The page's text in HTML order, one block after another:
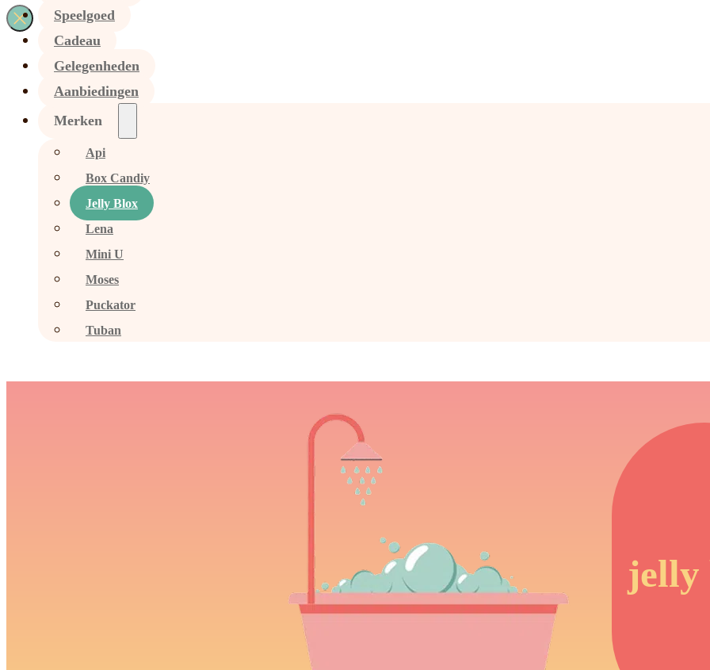
Speelgoed
Cadeau
Gelegenheden
Aanbiedingen
Merken
Api
Box Candiy
Jelly Blox
Lena
Mini U
Moses
Puckator
Tuban
jelly